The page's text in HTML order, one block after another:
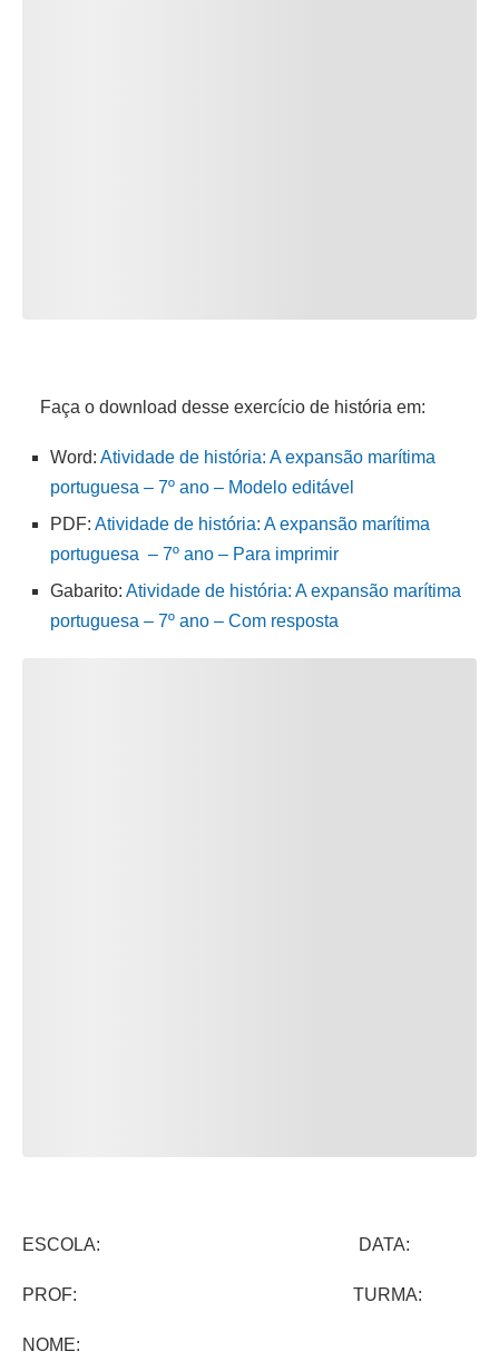
Faça o download desse exercício de história em:
Word: Atividade de história: A expansão marítima
portuguesa – 7º ano – Modelo editável
PDF: Atividade de história: A expansão marítima
portuguesa – 7º ano – Para imprimir
Gabarito: Atividade de história: A expansão marítima
portuguesa – 7º ano – Com resposta
ESCOLA: DATA:
PROF: TURMA:
NOME: